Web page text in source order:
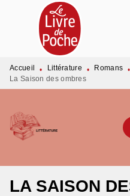
MENU RECHERCHE
PIED DE PAGE
Accueil • Littérature • Romans •
La Saison des ombres
LA SAISON